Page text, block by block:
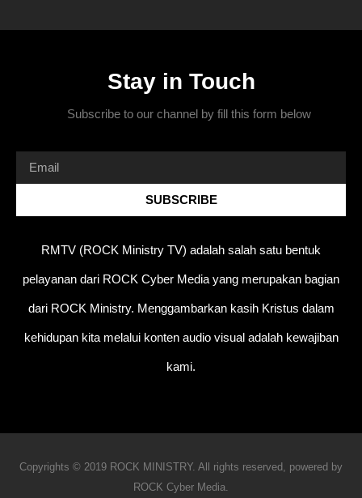
Stay in Touch
Subscribe to our channel by fill this form below
SUBSCRIBE
RMTV (ROCK Ministry TV) adalah salah satu bentuk
pelayanan dari ROCK Cyber Media yang merupakan bagian
dari ROCK Ministry. Menggambarkan kasih Kristus dalam
kehidupan kita melalui konten audio visual adalah kewajiban
kami.
Copyrights © 2019 ROCK MINISTRY. All rights reserved, powered by
ROCK Cyber Media.